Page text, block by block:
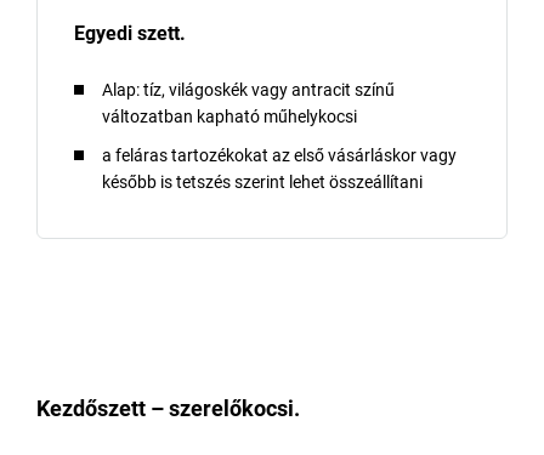
Egyedi szett.
Alap: tíz, világoskék vagy antracit színű
változatban kapható műhelykocsi
a feláras tartozékokat az első vásárláskor vagy
később is tetszés szerint lehet összeállítani
Kezdőszett – szerelőkocsi.